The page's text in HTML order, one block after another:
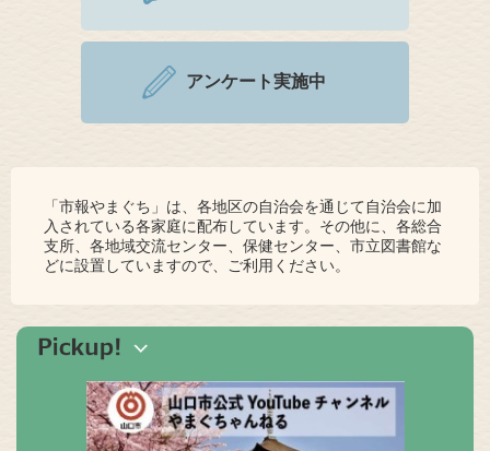
アンケート実施中
「市報やまぐち」は、各地区の自治会を通じて自治会に加
入されている各家庭に配布しています。その他に、各総合
支所、各地域交流センター、保健センター、市立図書館な
どに設置していますので、ご利用ください。